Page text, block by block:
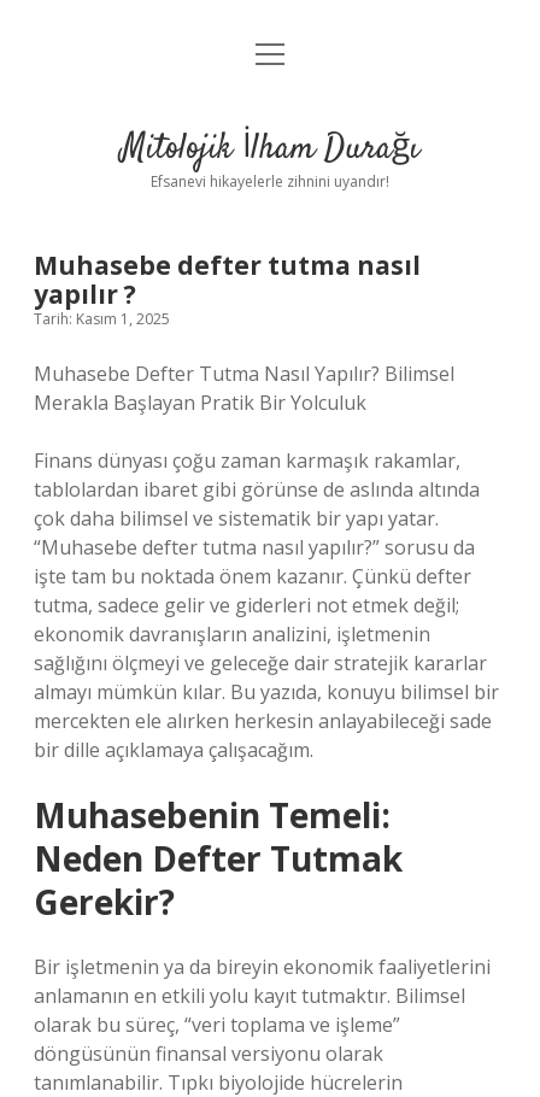
Anasayfa
Yasal Uyarı
menüyü
Mitolojik İlham Durağı
Efsanevi hikayelerle zihnini uyandır!
Muhasebe defter tutma nasıl
yapılır ?
Tarih: Kasım 1, 2025
Muhasebe Defter Tutma Nasıl Yapılır? Bilimsel
Merakla Başlayan Pratik Bir Yolculuk
Finans dünyası çoğu zaman karmaşık rakamlar,
tablolardan ibaret gibi görünse de aslında altında
çok daha bilimsel ve sistematik bir yapı yatar.
“Muhasebe defter tutma nasıl yapılır?” sorusu da
işte tam bu noktada önem kazanır. Çünkü defter
tutma, sadece gelir ve giderleri not etmek değil;
ekonomik davranışların analizini, işletmenin
sağlığını ölçmeyi ve geleceğe dair stratejik kararlar
almayı mümkün kılar. Bu yazıda, konuyu bilimsel bir
mercekten ele alırken herkesin anlayabileceği sade
bir dille açıklamaya çalışacağım.
Muhasebenin Temeli:
Neden Defter Tutmak
Gerekir?
Bir işletmenin ya da bireyin ekonomik faaliyetlerini
anlamanın en etkili yolu kayıt tutmaktır. Bilimsel
olarak bu süreç, “veri toplama ve işleme”
döngüsünün finansal versiyonu olarak
tanımlanabilir. Tıpkı biyolojide hücrelerin